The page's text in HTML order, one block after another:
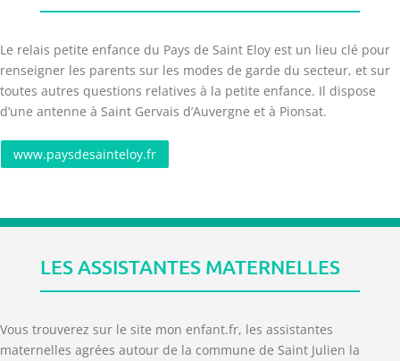
Le relais petite enfance du Pays de Saint Eloy est un lieu clé pour
renseigner les parents sur les modes de garde du secteur, et sur
toutes autres questions relatives à la petite enfance. Il dispose
d’une antenne à Saint Gervais d’Auvergne et à Pionsat.
www.paysdesainteloy.fr
LES ASSISTANTES MATERNELLES
Vous trouverez sur le site mon enfant.fr, les assistantes
maternelles agrées autour de la commune de Saint Julien la